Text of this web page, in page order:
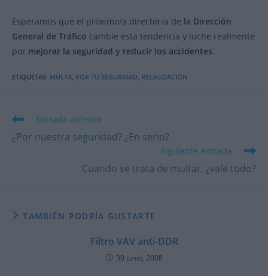
Esperamos que el próximo/a director/a de la Dirección
General de Tráfico cambie esta tendencia y luche realmente
por mejorar la seguridad y reducir los accidentes.
ETIQUETAS: MULTA POR TU SEGURIDAD RECAUDACIÓN
Leer
artículos
Entrada anterior
¿Por nuestra seguridad? ¿En serio?
Siguiente entrada
Cuando se trata de multar, ¿vale todo?
TAMBIÉN PODRÍA GUSTARTE
Filtro VAV anti-DDR
30 junio, 2008